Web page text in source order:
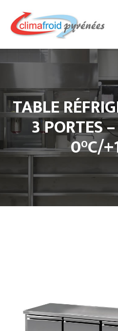
TABLE
3 PORTES
0°C/